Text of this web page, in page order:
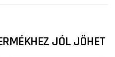
JÓL JÖHET